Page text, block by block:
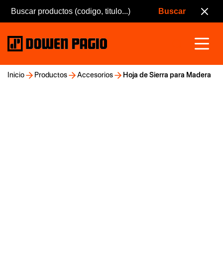
Inicio Productos Accesorios Hoja de Sierra para Madera